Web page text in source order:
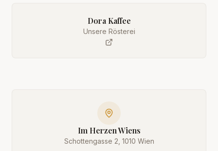
Dora Kaffee
Unsere Rösterei
Im Herzen Wiens
Schottengasse 2, 1010 Wien